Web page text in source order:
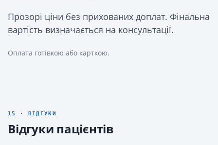
Прозорі ціни без прихованих доплат. Фінальна
вартість визначається на консультації.
Оплата готівкою або карткою.
15 · ВІДГУКИ
Відгуки пацієнтів